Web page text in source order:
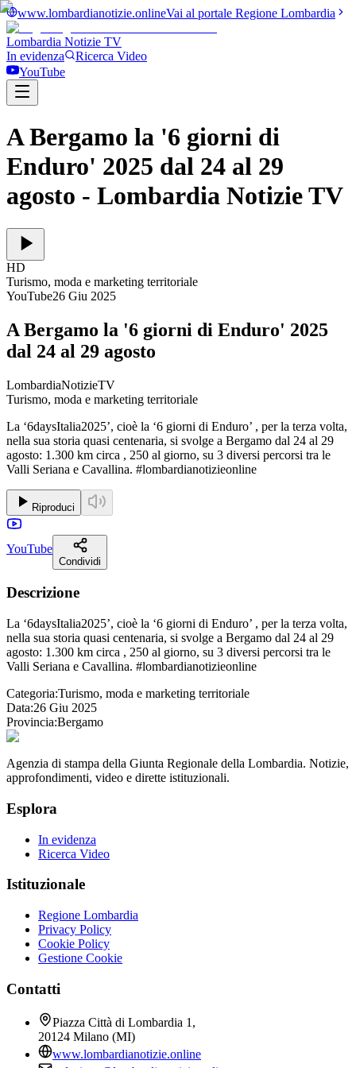
www.lombardianotizie.onlineVai al portale Regione Lombardia
Lombardia Notizie TV
In evidenza
Ricerca Video
YouTube
A Bergamo la '6 giorni di
Enduro' 2025 dal 24 al 29
agosto - Lombardia Notizie TV
HD
Turismo, moda e marketing territoriale
YouTube26 Giu 2025
A Bergamo la '6 giorni di Enduro' 2025
dal 24 al 29 agosto
LombardiaNotizieTV
Turismo, moda e marketing territoriale
La ‘6daysItalia2025’, cioè la ‘6 giorni di Enduro’ , per la terza volta,
nella sua storia quasi centenaria, si svolge a Bergamo dal 24 al 29
agosto: 1.300 km circa , 250 al giorno, su 3 diversi percorsi tra le
Valli Seriana e Cavallina. #lombardianotizieonline
Riproduci
YouTube
Condividi
Descrizione
La ‘6daysItalia2025’, cioè la ‘6 giorni di Enduro’ , per la terza volta,
nella sua storia quasi centenaria, si svolge a Bergamo dal 24 al 29
agosto: 1.300 km circa , 250 al giorno, su 3 diversi percorsi tra le
Valli Seriana e Cavallina. #lombardianotizieonline
Categoria:Turismo, moda e marketing territoriale
Data:26 Giu 2025
Provincia:Bergamo
Agenzia di stampa della Giunta Regionale della Lombardia. Notizie,
approfondimenti, video e dirette istituzionali.
Esplora
In evidenza
Ricerca Video
Istituzionale
Regione Lombardia
Privacy Policy
Cookie Policy
Gestione Cookie
Contatti
Piazza Città di Lombardia 1,
20124 Milano (MI)
www.lombardianotizie.online